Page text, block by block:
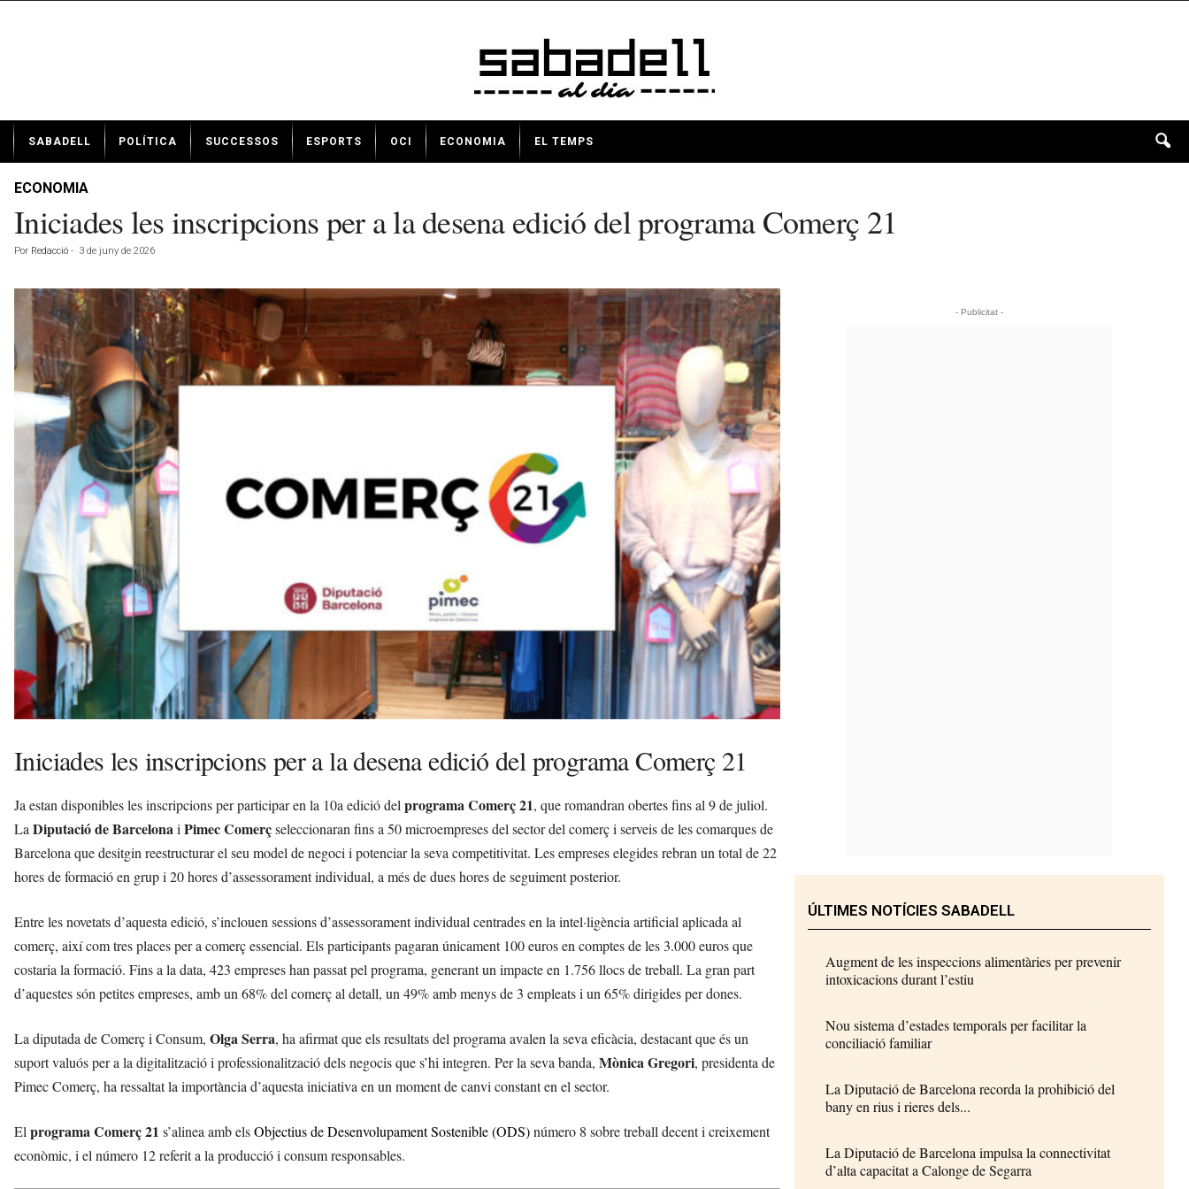
t
SABADELL POLÍTICA SUCCESSOS ESPORTS OCI ECONOMIA EL TEMPS
ECONOMIA
Iniciades les inscripcions per a la desena edició del programa Comerç 21
Por Redacció - 3 de juny de 2026
Iniciades les inscripcions per a la desena edició del programa Comerç 21
Ja estan disponibles les inscripcions per participar en la 10a edició delprograma Comerç 21, que romandran obertes fins al 9 de juliol.
LaDiputació de BarcelonaiPimec Comerçseleccionaran fins a 50 microempreses del sector del comerç i serveis de les comarques de
Barcelona que desitgin reestructurar el seu model de negoci i potenciar la seva competitivitat. Les empreses elegides rebran un total de 22
hores de formació en grup i 20 hores d’assessorament individual, a més de dues hores de seguiment posterior.
Entre les novetats d’aquesta edició, s’inclouen sessions d’assessorament individual centrades en la intel·ligència artificial aplicada al
comerç, així com tres places per a comerç essencial. Els participants pagaran únicament 100 euros en comptes de les 3.000 euros que
costaria la formació. Fins a la data, 423 empreses han passat pel programa, generant un impacte en 1.756 llocs de treball. La gran part
d’aquestes són petites empreses, amb un 68% del comerç al detall, un 49% amb menys de 3 empleats i un 65% dirigides per dones.
La diputada de Comerç i Consum, Olga Serra, ha afirmat que els resultats del programa avalen la seva eficàcia, destacant que és un
suport valuós per a la digitalització i professionalització dels negocis que s’hi integren. Per la seva banda, Mònica Gregori, presidenta de
Pimec Comerç, ha ressaltat la importància d’aquesta iniciativa en un moment de canvi constant en el sector.
Elprograma Comerç 21 s’alinea amb elsObjectius de Desenvolupament Sostenible (ODS)número 8 sobre treball decent i creixement
econòmic, i el número 12 referit a la producció i consum responsables.
- Publicitat -
ÚLTIMES NOTÍCIES SABADELL
Augment de les inspeccions alimentàries per prevenir
intoxicacions durant l’estiu
Nou sistema d’estades temporals per facilitar la
conciliació familiar
La Diputació de Barcelona recorda la prohibició del
bany en rius i rieres dels...
La Diputació de Barcelona impulsa la connectivitat
d’alta capacitat a Calonge de Segarra